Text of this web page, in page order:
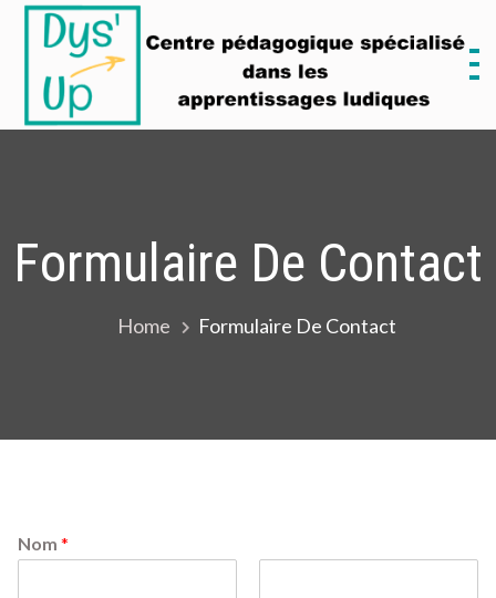
Skip
content
Formulaire De Contact
Home Formulaire De Contact
Nom *